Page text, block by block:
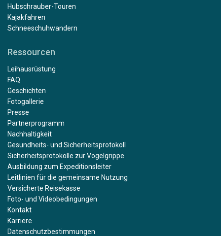
Hubschrauber-Touren
Kajakfahren
Schneeschuhwandern
Ressourcen
Leihausrüstung
FAQ
Geschichten
Fotogallerie
Presse
Partnerprogramm
Nachhaltigkeit
Gesundheits- und Sicherheitsprotokoll
Sicherheitsprotokolle zur Vogelgrippe
Ausbildung zum Expeditionsleiter
Leitlinien für die gemeinsame Nutzung
Versicherte Reisekasse
Foto- und Videobedingungen
Kontakt
Karriere
Datenschutzbestimmungen